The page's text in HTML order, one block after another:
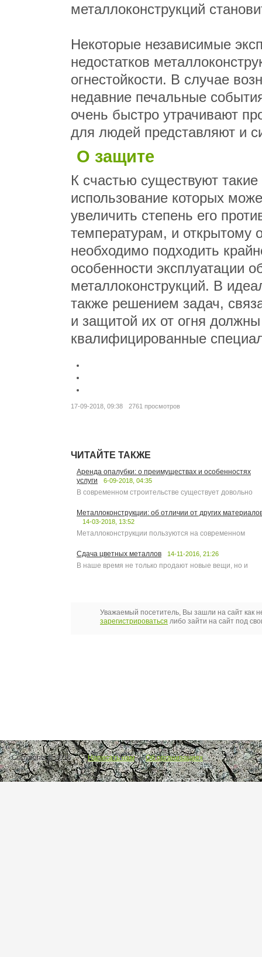
металлоконструкций
Некоторые независимые
недостатков
огнестойкости. В случае
недавние печальные
очень быстро утрачивают
для людей представляют и
О защите
К счастью существуют
использование которых
увеличить степень его
температурам, и открытому
необходимо подходить
особенности эксплуатации
металлоконструкций. В
также решением задач,
и защитой их от огня
квалифицированные
17-09-2018, 09:38 2761 просмотров
ЧИТАЙТЕ ТАКЖЕ
Аренда опалубки: о преимуществах и особенностях
услуги
6-09-2018, 04:35
В современном строительстве существует довольно
Металлоконструкции: об отличии от других
14-03-2018, 13:52
Металлоконструкции пользуются на современном
Сдача цветных металлов 14-11-2016, 21:26
В наше время не только продают новые вещи, но и
Уважаемый посетитель, Вы зашли на сайт как
зарегистрироваться либо зайти на сайт под
Copyrights © 2016. Написать нам | Об организациях